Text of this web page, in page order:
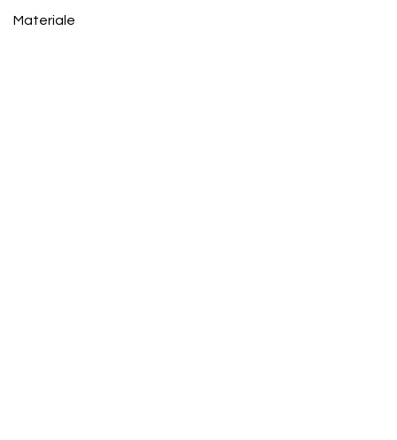
Materiale